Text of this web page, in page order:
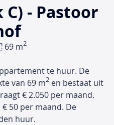
- Pastoor
69 m2
te huur. De
van 69 m2 en bestaat uit
€ 2.050 per maand.
50 per maand. De
huur.